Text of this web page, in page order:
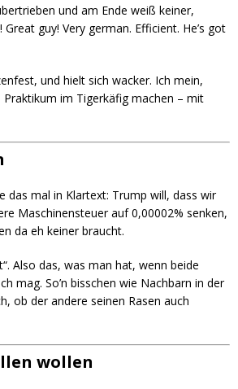
und am Ende weiß keiner,
guy! Very german. Efficient. He’s got
und hielt sich wacker. Ich mein,
Praktikum im Tigerkäfig machen – mit
das mal in Klartext: Trump will, dass wir
Maschinensteuer auf 0,00002% senken,
da eh keiner braucht.
Also das, was man hat, wenn beide
mag. So’n bisschen wie Nachbarn in der
ob der andere seinen Rasen auch
wollen